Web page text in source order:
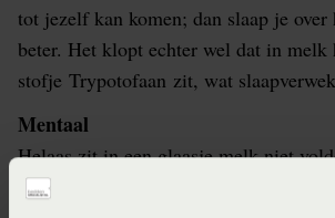
tot jezelf kan komen; dan slaap je over
beter. Het klopt echter wel dat in melk
stofje Trypotofaan zit, wat
Mentaal
Helaas zit in een glaasje melk niet
een effect te merken. Als je genoeg